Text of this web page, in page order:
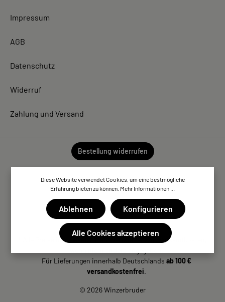
Impressum
AGB
Datenschutz
Widerruf
Zahlung und Versand
Bestellung widerrufen
© 2026 Winzerbruder
* Alle Preise inkl. gesetzl. Mehrwertsteuer zzgl. Versandkosten,
Für Lieferungen innerhalb Deutschlandsab 100 €
versandkostenfrei.
Diese Website verwendet Cookies, um eine bestmögliche
Erfahrung bieten zu können. Mehr Informationen ...
Ablehnen Konfigurieren
Alle Cookies akzeptieren